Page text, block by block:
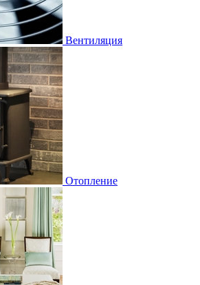
Вентиляция
Отопление